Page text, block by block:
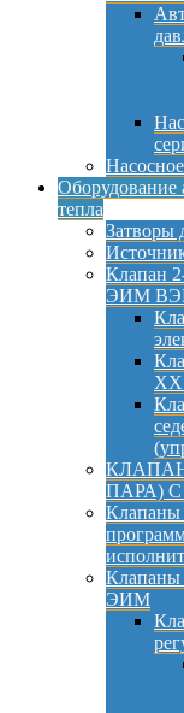
Оборудование
тепла
Затворы
Клапан
ЭИМ ВЭП
ХХ
ПАРА)
Клапаны
Клапаны
ЭИМ